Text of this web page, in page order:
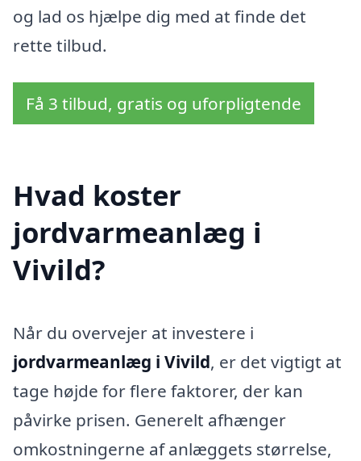
og lad os hjælpe dig med at finde det
rette tilbud.
Få 3 tilbud, gratis og uforpligtende
Hvad koster
jordvarmeanlæg i
Vivild?
Når du overvejer at investere i
jordvarmeanlæg i Vivild, er det vigtigt at
tage højde for flere faktorer, der kan
påvirke prisen. Generelt afhænger
omkostningerne af anlæggets størrelse,